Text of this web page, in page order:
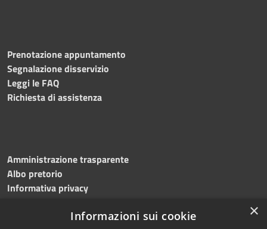
Prenotazione appuntamento
Segnalazione disservizio
Leggi le FAQ
Richiesta di assistenza
Amministrazione trasparente
Albo pretorio
Informativa privacy
Dichiarazione di accessibilità Meccanismo di feedback ×
Informazioni sui cookie